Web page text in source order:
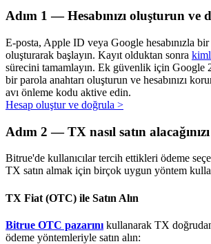
Otomatik Yatırım
Uzun vadeli kâr ve esnek çıkarlar elde
Stake Etmeyi Öğrenin
Adım 1 —Hesabınızı oluşturun ve
E-posta, Apple ID veya Google hesabınızla bir
oluşturarak başlayın. Kayıt olduktan sonra
sürecini tamamlayın. Ek güvenlik için Google
bir parola anahtarı oluşturun ve hesabınızı
avı önleme kodu aktive edin.
Hesap oluştur ve doğrula >
Adım 2 — TX nasıl satın
Bitrue'de kullanıcılar tercih ettikleri ödeme
TX satın almak için birçok uygun yöntem
TX Fiat (OTC) ile Satın Alın
Bitrue OTC pazarını kullanarak TX
ödeme yöntemleriyle satın alın: